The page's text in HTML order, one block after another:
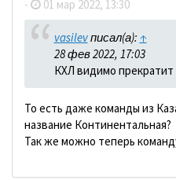
- 01 мар 2022, 13:30
vasilevписал(а): ↑
28 фев 2022, 17:03
КХЛ видимо
То есть даже команды из
название Континентальная?
Так же можно теперь